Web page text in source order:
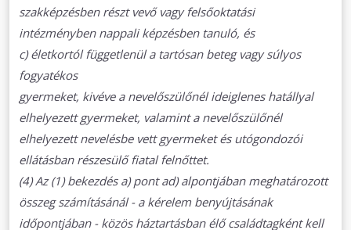
szakképzésben részt vevő vagy felsőoktatási
intézményben nappali képzésben tanuló, és
c) életkortól függetlenül a tartósan beteg vagy súlyos
fogyatékos
gyermeket, kivéve a nevelőszülőnél ideiglenes hatállyal
elhelyezett gyermeket, valamint a nevelőszülőnél
elhelyezett nevelésbe vett gyermeket és utógondozói
ellátásban részesülő fiatal felnőttet.
(4) Az (1) bekezdés a) pont ad) alpontjában meghatározott
összeg számításánál - a kérelem benyújtásának
időpontjában - közös háztartásban élő családtagként kell